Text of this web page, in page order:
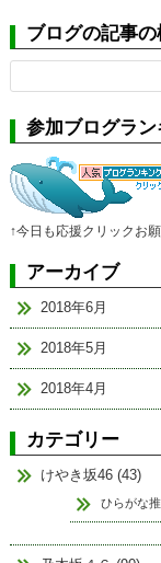
ブログの記事
索:
参加ブログラ
↑今日も応援クリックお願
アーカイブ
2018年6月
2018年5月
2018年4月
カテゴリー
けやき坂46 (43)
ひらがな